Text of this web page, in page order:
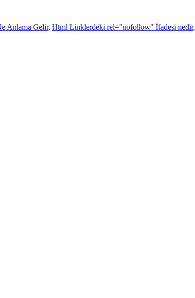
Anlama Gelir, Html Linklerdeki rel="nofollow" İfadesi nedir,